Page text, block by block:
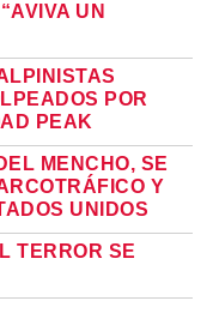
UN
POR
PEAK
MENCHO, SE
Y
UNIDOS
TERROR SE